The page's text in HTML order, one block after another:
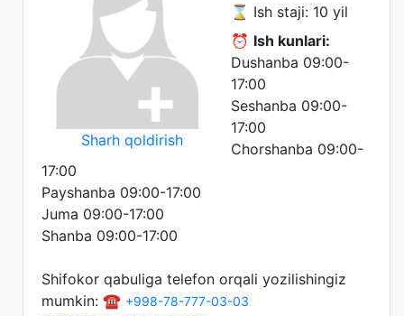
Sharh qoldirish
⌛ Ish staji: 10 yil
⏰ Ish kunlari:
Dushanba 09:00-
17:00
Seshanba 09:00-
17:00
Chorshanba 09:00-
17:00
Payshanba 09:00-17:00
Juma 09:00-17:00
Shanba 09:00-17:00
Shifokor qabuliga telefon orqali yozilishingiz
mumkin: ☎️ +998-78-777-03-03